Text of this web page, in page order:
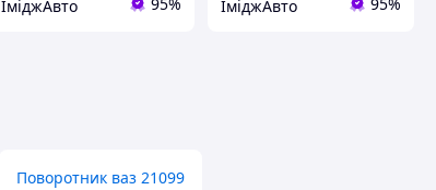
ІміджАвто ІміджАвто
Поворотник ваз 21099